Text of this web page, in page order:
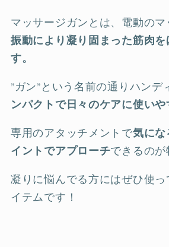
マッサージガンとは、電動のマ
振動により凝り固まった筋肉を
す。
”ガン”という名前の通りハンデ
ンパクトで日々のケアに使いや
専用のアタッチメントで気にな
イントでアプローチできるのが
凝りに悩んでる方にはぜひ使
イテムです！